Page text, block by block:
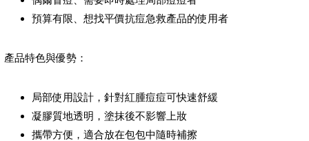
預算有限、想找平價抗痘急救產品的使用者
產品特色與優勢：
局部使用設計，針對紅腫痘痘可快速舒緩
凝膠質地透明，塗抹後不影響上妝
攜帶方便，適合放在包包中隨時補擦